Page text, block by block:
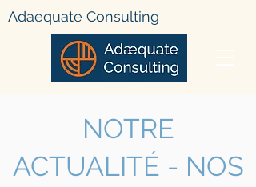
Adaequate Consulting
NOTRE
ACTUALITÉ - NOS